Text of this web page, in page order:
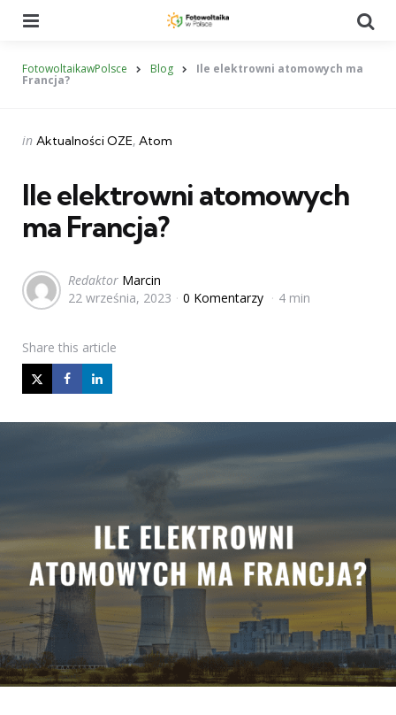
FotowoltaikawPolsce Blog Ile elektrowni atomowych ma
Francja?
Categories
Posted
in Aktualności OZE Atom
Ile elektrowni atomowych
ma Francja?
Posted
by
Redaktor Marcin
22 września, 2023
0 Komentarzy 4 min
Share this article